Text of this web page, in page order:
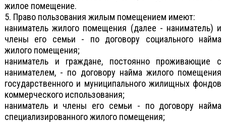
жилое помещение.
5. Право пользования жилым помещением имеют:
наниматель жилого помещения (далее - наниматель) и
члены его семьи - по договору социального найма
жилого помещения;
наниматель и граждане, постоянно проживающие с
нанимателем, - по договору найма жилого помещения
государственного и муниципального жилищных фондов
коммерческого использования;
наниматель и члены его семьи - по договору найма
специализированного жилого помещения;